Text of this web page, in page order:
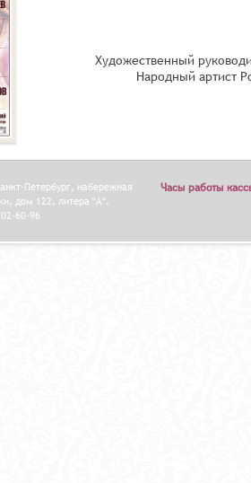
Художественный
Народный артист
Петербург, набережная
дом 122, литера "А".
60-96
Часы работы